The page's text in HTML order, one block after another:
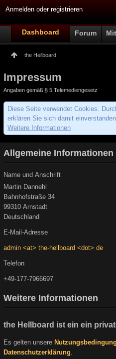
Anmelden oder registrieren
Dashboard Forum
the Hellboard
Impressum
Angaben gemäß § 5 Telemediengesetz
Diese Seite verwendet Cookies.
erklären Sie sich damit
Weitere Informationen
Allgemeine Informationen
Name und Anschrift
Martin Dannehl
Bahnhofstraße 34
99310 Arnstadt
Deutschland
E-Mail-Adresse
admin <at> the-hellboard <dot> de
Telefon
+49-177-7966697
Weitere Informationen
the Hellboard ist ein ein
Es gelten unsere
Datenschutzerklärung